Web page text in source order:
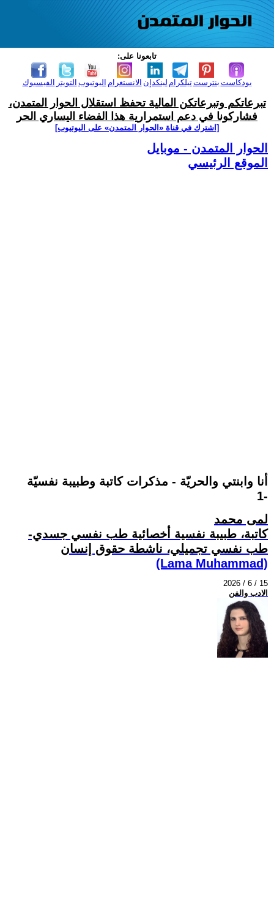
تابعونا على:
الفيسبوك التويتر اليوتيوب الانستغرام لينكدإن تيلكرامبنترست بودكاست
تبرعاتكم وتبرعاتكن المالية تحفظ استقلال الحوار المتمدن،
فشاركونا في دعم استمرارية هذا الفضاء اليساري الحر
[اشترك في قناة ‫«الحوار المتمدن» على اليوتيوب]
الحوار المتمدن - موبايل
الموقع الرئيسي
أنا وابنتي والحريّة - مذكرات كاتبة وطبيبة نفسيّة
1-
لمى محمد
كاتبة، طبيبة نفسية أخصائية طب نفسي جسدي-
طب نفسي تجميلي، ناشطة حقوق إنسان
(Lama Muhammad)
2026 / 6 / 15
الادب والفن